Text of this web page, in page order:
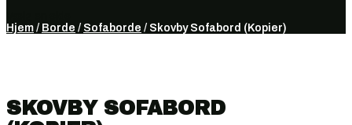
Hjem / Borde / Sofaborde / Skovby Sofabord (Kopier)
SKOVBY SOFABORD